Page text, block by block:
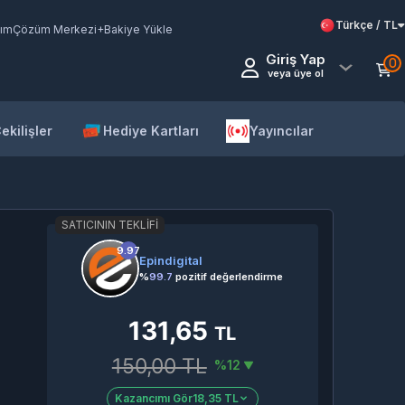
Çözüm Merkezi+Bakiye Yükle Türkçe / TL
Giriş Yap
veya üye ol
0
Hediye Kartları Yayıncılar
SATICININ TEKLIFI
9.97
Epindigital
%99.7 pozitif değerlendirme
131,65TL
150,00 TL %12
Kazancımı Gör18,35 TL